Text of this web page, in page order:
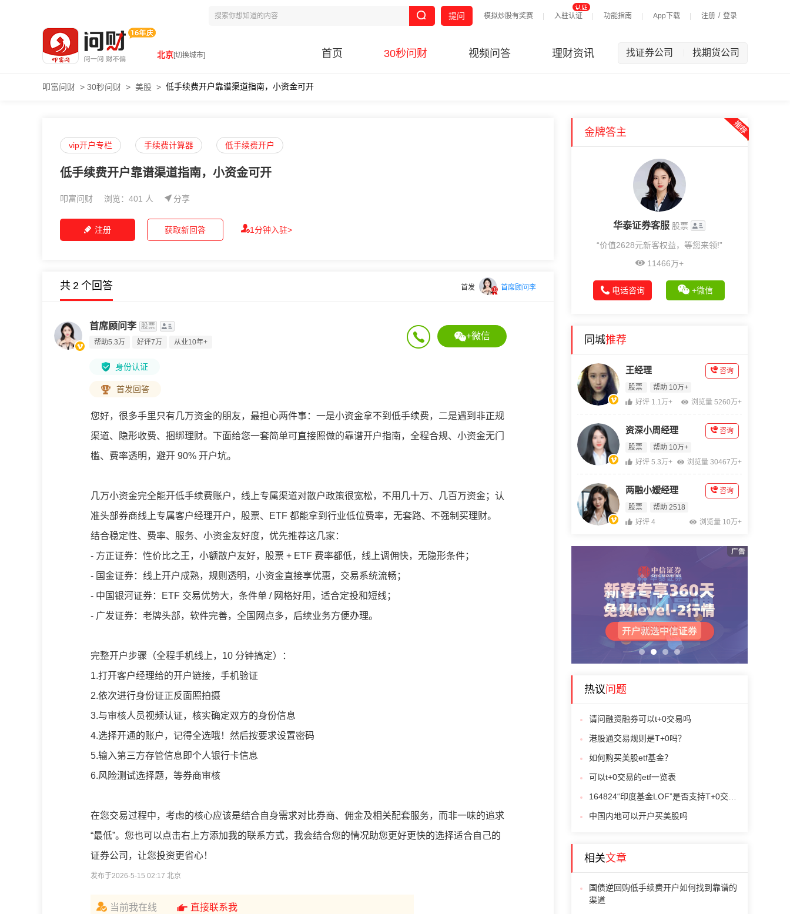
模拟炒股有奖赛 入驻认证 功能指南 App下载 注册 / 登录
提问
北京[切换城市] 首页 30秒问财 视频问答 理财资讯 找证券公司 找期货公司
叩富问财 > 30秒问财 > 美股 > 低手续费开户靠谱渠道指南，小资金可开
vip开户专栏 手续费计算器 低手续费开户
低手续费开户靠谱渠道指南，小资金可开
叩富问财 浏览：401 人 分享
注册 1分钟入驻>
获取新回答
共 2 个回答 首发 首席顾问李
+微信
首席顾问李 股票
帮助5.3万
好评7万 从业10年+
身份认证
首发回答
您好，很多手里只有几万资金的朋友，最担心两件事：一是小资金拿不到低手续费，二是遇到非正规
渠道、隐形收费、捆绑理财。下面给您一套简单可直接照做的靠谱开户指南，全程合规、小资金无门
槛、费率透明，避开 90% 开户坑。
几万小资金完全能开低手续费账户，线上专属渠道对散户政策很宽松，不用几十万、几百万资金；认
准头部券商线上专属客户经理开户，股票、ETF 都能拿到行业低位费率，无套路、不强制买理财。
结合稳定性、费率、服务、小资金友好度，优先推荐这几家：
- 方正证券：性价比之王，小额散户友好，股票 + ETF 费率都低，线上调佣快，无隐形条件；
- 国金证券：线上开户成熟，规则透明，小资金直接享优惠，交易系统流畅；
- 中国银河证券：ETF 交易优势大，条件单 / 网格好用，适合定投和短线；
- 广发证券：老牌头部，软件完善，全国网点多，后续业务方便办理。
完整开户步骤（全程手机线上，10 分钟搞定）：
1.打开客户经理给的开户链接，手机验证
2.依次进行身份证正反面照拍摄
3.与审核人员视频认证，核实确定双方的身份信息
4.选择开通的账户，记得全选哦！然后按要求设置密码
5.输入第三方存管信息即个人银行卡信息
6.风险测试选择题，等券商审核
在您交易过程中，考虑的核心应该是结合自身需求对比券商、佣金及相关配套服务，而非一味的追求
“最低”。您也可以点击右上方添加我的联系方式，我会结合您的情况助您更好更快的选择适合自己的
证券公司，让您投资更省心！
发布于2026-5-15 02:17 北京
当前我在线 直接联系我
金牌答主
华泰证券客服 股票
“价值2628元新客权益，等您来领!”
11466万+
电话咨询 +微信
同城推荐
王经理
股票 帮助 10万+
咨询
好评 1.1万+ 浏览量 5260万+
资深小周经理
股票 帮助 10万+
咨询
好评 5.3万+ 浏览量 30467万+
两融小嫒经理
股票 帮助 2518
咨询
好评 4 浏览量 10万+
4
热议问题
请问融资融券可以t+0交易吗
港股通交易规则是T+0吗？
如何购买美股etf基金？
可以t+0交易的etf一览表
中国内地可以开户买美股吗
相关文章
国债逆回购低手续费开户如何找到靠谱的
渠道